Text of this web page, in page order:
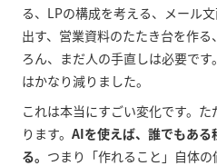
る、LPの構成を考える、メール
出す、営業資料のたたき台を作
ろん、まだ人の手直しは必要で
はかなり減りました。
これは本当にすごい変化です。
ります。 AIを使えば、誰でもあ
る。 つまり「作れること」自体